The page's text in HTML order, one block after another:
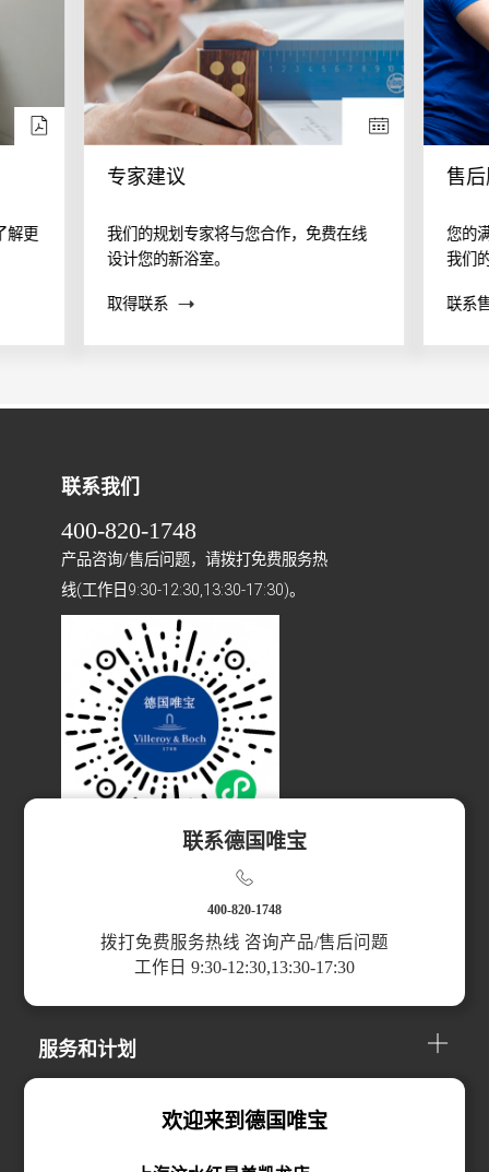
解更
专家建议
我们的规划专家将与您合作，免费在线
设计您的新浴室。
取得联系
售
您的
我们
帮助
联系
服务和计划
联系我们
400-820-1748
产品咨询/售后问题，请拨打免费服务热
线(工作日9:30-12:30,13:30-17:30)。
欢迎来到德国唯宝
联系德国唯宝
400-820-1748
拨打免费服务热线 咨询产品/售后问题
工作日 9:30-12:30,13:30-17:30